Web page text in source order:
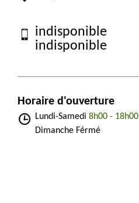
indisponible
indisponible
Horaire d'ouverture
Lundi-Samedi 8h00 - 18h00
Dimanche Férmé